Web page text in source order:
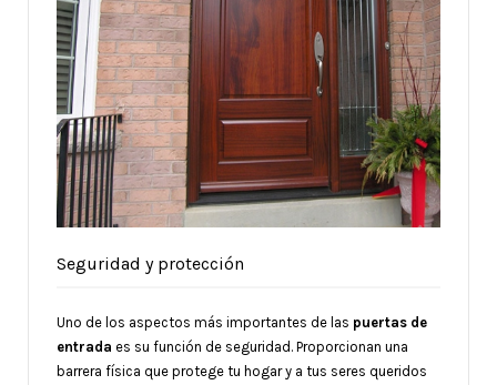
Seguridad y protección
Uno de los aspectos más importantes de las puertas de
entrada es su función de seguridad. Proporcionan una
barrera física que protege tu hogar y a tus seres queridos